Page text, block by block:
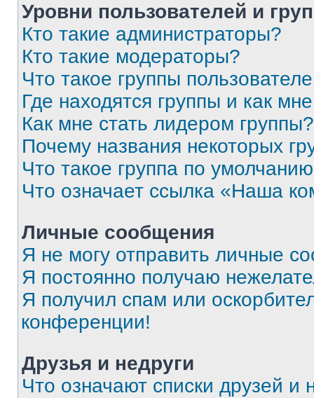
Уровни пользователей и
Кто такие администраторы?
Кто такие модераторы?
Что такое группы
Где находятся группы и как
Как мне стать лидером группы?
Почему названия некоторых
Что такое группа по
Что означает ссылка «Наша
Личные сообщения
Я не могу отправить личные
Я постоянно получаю
Я получил спам или
конференции!
Друзья и недруги
Что означают списки друзей и